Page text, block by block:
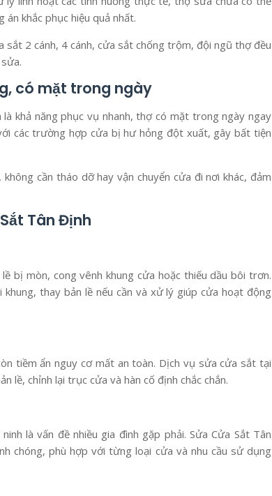
khắc phục hiệu quả nhất.
2 cánh, 4 cánh, cửa sắt chống trộm, đội ngũ thợ đều
có mặt trong ngày
khả năng phục vụ nhanh, thợ có mặt trong ngày ngay
các trường hợp cửa bị hư hỏng đột xuất, gây bất tiện
cần tháo dỡ hay vận chuyển cửa đi nơi khác, đảm
Tân Định
bị mòn, cong vênh khung cửa hoặc thiếu dầu bôi trơn.
thay bản lề nếu cần và xử lý giúp cửa hoạt động
tiềm ẩn nguy cơ mất an toàn. Dịch vụ sửa cửa sắt tại
lề, chỉnh lại trục cửa và hàn cố định chắc chắn.
là vấn đề nhiều gia đình gặp phải. Sửa Cửa Sắt Tân
chóng, phù hợp với từng loại cửa và nhu cầu sử dụng